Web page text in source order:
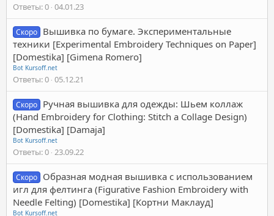
Ответы 0 04.01.23
Скоро Вышивка по бумаге. Экспериментальные
техники [Experimental Embroidery Techniques on Paper]
[Domestika] [Gimena Romero]
Bot Kursoff.net
Ответы 0 05.12.21
Скоро Ручная вышивка для одежды: Шьем коллаж
(Hand Embroidery for Clothing: Stitch a Collage Design)
[Domestika] [Damaja]
Bot Kursoff.net
Ответы 0 23.09.22
Скоро Образная модная вышивка с использованием
игл для фелтинга (Figurative Fashion Embroidery with
Needle Felting) [Domestika] [Кортни Маклауд]
Bot Kursoff.net